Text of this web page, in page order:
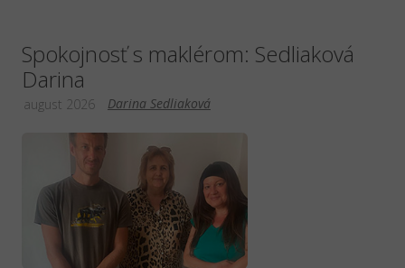
Spokojnosť s maklérom: Sedliaková
Darina
Darina Sedliaková
august 2026